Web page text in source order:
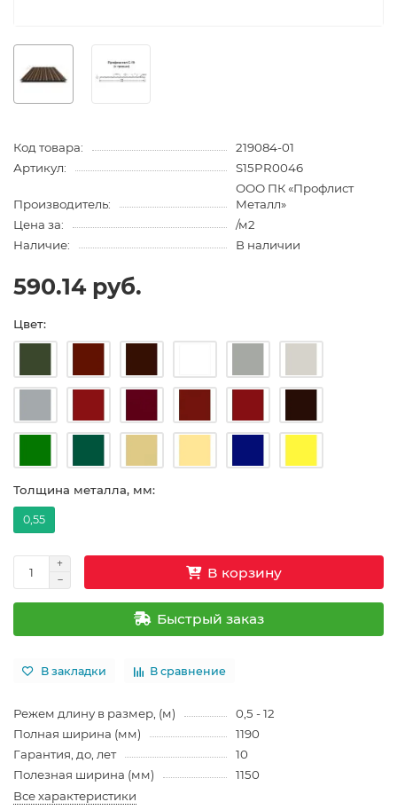
Код товара:
219084-01
Артикул:
S15PR0046
Производитель:
ООО ПК «Профлист
Металл»
Цена за:
/м2
Наличие:
В наличии
590.14 руб.
Цвет:
Толщина металла, мм:
0,55
В корзину
Быстрый заказ
В закладки В сравнение
Режем длину в размер, (м)
0,5 - 12
Полная ширина (мм)
1190
Гарантия, до, лет
10
Полезная ширина (мм)
1150
Все характеристики